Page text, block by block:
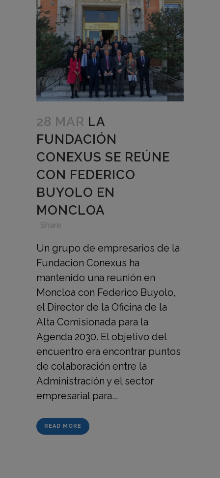
28 MAR LA
FUNDACIÓN
CONEXUS SE REÚNE
CON FEDERICO
BUYOLO EN
MONCLOA
Share
Un grupo de empresarios de la
Fundacion Conexus ha
mantenido una reunión en
Moncloa con Federico Buyolo,
el Director de la Oficina de la
Alta Comisionada para la
Agenda 2030. El objetivo del
encuentro era encontrar puntos
de colaboración entre la
Administración y el sector
empresarial para...
READ MORE